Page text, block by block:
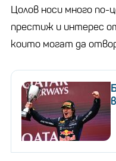
Цолов носи много по-
престиж и интерес
които могат да